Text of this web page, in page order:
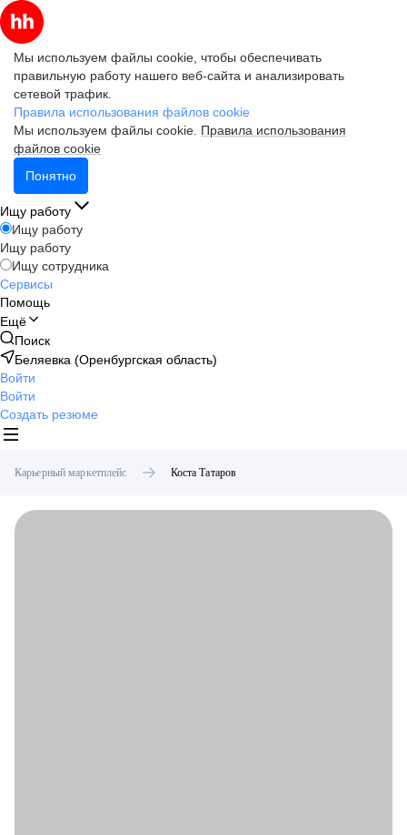
Мы используем файлы cookie, чтобы обеспечивать
правильную работу нашего веб-сайта и анализировать
сетевой трафик.
Правила использования файлов cookie
Мы используем файлы cookie. Правила использования
файлов cookie
Понятно
Ищу работу
Ищу работу
Ищу работу
Ищу сотрудника
Сервисы
Помощь
Ещё
Поиск
Беляевка (Оренбургская область)
Войти
Войти
Создать резюме
Карьерный маркетплейс Коста Татаров